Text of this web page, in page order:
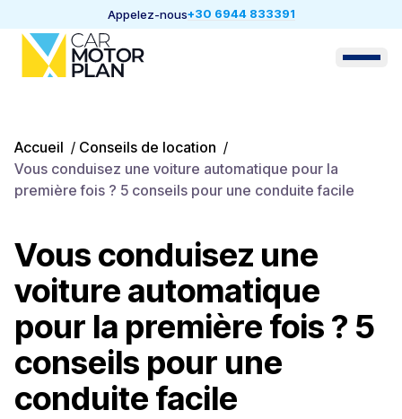
Appelez-nous+30 6944 833391
Accueil / Conseils de location /
Vous conduisez une voiture automatique pour la
première fois ? 5 conseils pour une conduite facile
Vous conduisez une
voiture automatique
pour la première fois ? 5
conseils pour une
conduite facile